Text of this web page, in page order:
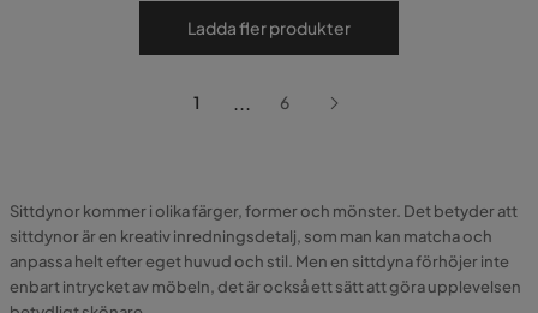
Ladda fler produkter
1 ... 6
Sittdynor kommer i olika färger, former och mönster. Det betyder att
sittdynor är en kreativ inredningsdetalj, som man kan matcha och
anpassa helt efter eget huvud och stil. Men en sittdyna förhöjer inte
enbart intrycket av möbeln, det är också ett sätt att göra upplevelsen